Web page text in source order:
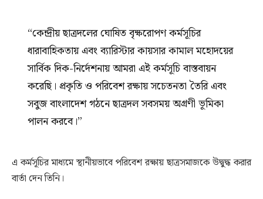
“কেন্দ্রীয় ছাত্রদলের ঘোষিত বৃক্ষরোপণ কর্মসূচির
ধারাবাহিকতায় এবং ব্যারিস্টার কায়সার কামাল মহোদয়ের
সার্বিক দিক-নির্দেশনায় আমরা এই কর্মসূচি বাস্তবায়ন
করেছি। প্রকৃতি ও পরিবেশ রক্ষায় সচেতনতা তৈরি এবং
সবুজ বাংলাদেশ গঠনে ছাত্রদল সবসময় অগ্রণী ভূমিকা
পালন করবে।”
এ কর্মসূচির মাধ্যমে স্থানীয়ভাবে পরিবেশ রক্ষায় ছাত্রসমাজকে উদ্বুদ্ধ করার
বার্তা দেন তিনি।